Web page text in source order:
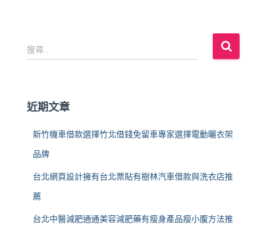
搜
尋
:
搜尋...
近期文章
新竹機車借款選擇竹北借錢免留車專家選擇電動曬衣架
品牌
台北網頁設計擁有台北票貼有樹林汽車借款與洗衣店推
薦
台北中醫減肥通通美容減肥藥有瘦身產品瘦小腹方法推